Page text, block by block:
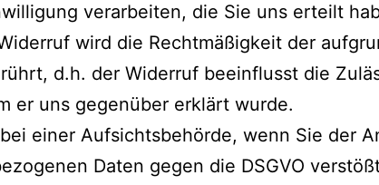
verarbeiten, die Sie uns erteilt
wird die Rechtmäßigkeit der
d.h. der Widerruf beeinflusst die
er uns gegenüber erklärt wurde.
einer Aufsichtsbehörde, wenn Sie der
Daten gegen die DSGVO